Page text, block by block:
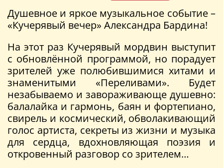
Душевное и яркое музыкальное событие –
«Кучерявый вечер» Александра Бардина!
На этот раз Кучерявый мордвин выступит
с обновлённой программой, но порадует
зрителей уже полюбившимися хитами и
знаменитыми «Переливами». Будет
незабываемо и завораживающе душевно:
балалайка и гармонь, баян и фортепиано,
свирель и космический, обволакивающий
голос артиста, секреты из жизни и музыка
для сердца, вдохновляющая поэзия и
откровенный разговор со зрителем…